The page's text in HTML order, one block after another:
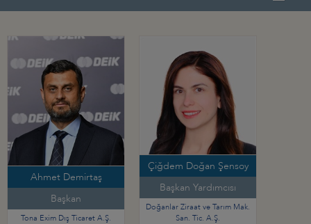
Ahmet Demirtaş
Başkan
Tona Exim Dış Ticaret A.Ş.
Çiğdem Doğan Şensoy
Başkan Yardımcısı
Doğanlar Ziraat ve Tarım Mak.
San. Tic. A.Ş.